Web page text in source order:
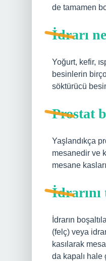
de tamamen
İdrarı
Yoğurt, kefir,
besinlerin
söktürücü
Prostat
Yaşlandıkça
mesanedir ve
mesane
İdrarın
(felç) veya
kasılarak
da kapalı hale